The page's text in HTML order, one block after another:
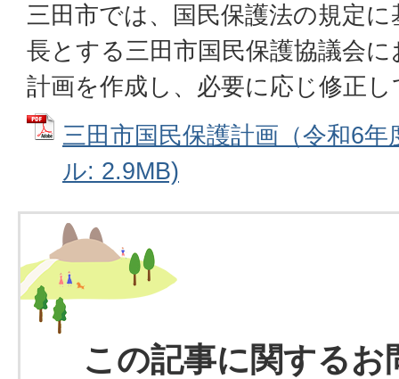
三田市では、国民保護法の規定
長とする三田市国民保護協議会
計画を作成し、必要に応じ修正
三田市国民保護計画（令和6
ル: 2.9MB)
この記事に関するお